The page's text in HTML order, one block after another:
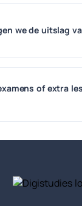
we de uitslag
of extra